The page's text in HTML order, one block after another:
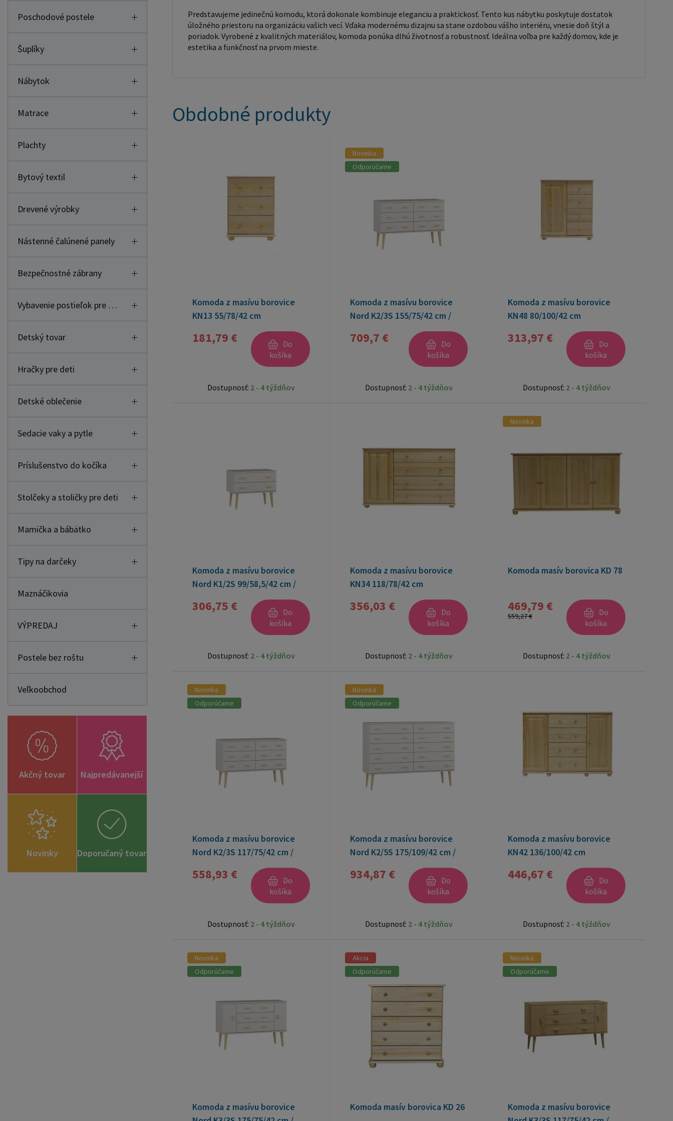
Poschodové postele
Šuplíky
Nábytok
Matrace
Plachty
Bytový textil
Drevené výrobky
Nástenné čalúnené panely
Bezpečnostné zábrany
Vybavenie postieľok pre deti
Detský tovar
Hračky pre deti
Detské oblečenie
Sedacie vaky a pytle
Príslušenstvo do kočíka
Stolčeky a stoličky pre deti
Mamička a bábätko
Tipy na darčeky
Maznáčikovia
VÝPREDAJ
Postele bez roštu
Veľkoobchod
Akčný tovar Najpredávanejší
Novinky Doporučaný tovar
Predstavujeme jedinečnú komodu, ktorá dokonale kombinuje eleganciu a praktickosť. Tento kus nábytku poskytuje dostatok
úložného priestoru na organizáciu vašich vecí. Vďaka modernému dizajnu sa stane ozdobou vášho interiéru, vnesie doň štýl a
poriadok. Vyrobené z kvalitných materiálov, komoda ponúka dlhú životnosť a robustnosť. Ideálna voľba pre každý domov, kde je
estetika a funkčnosť na prvom mieste.
Obdobné produkty
Komoda z masívu borovice
KN13 55/78/42 cm
181,79 €
Do
košíka
Dostupnosť: 2 - 4 týždňov
Novinka
Odporúčame
Komoda z masívu borovice
Nord K2/3S 155/75/42 cm /
709,7 €
Do
košíka
Dostupnosť: 2 - 4 týždňov
Komoda z masívu borovice
KN48 80/100/42 cm
313,97 €
Do
košíka
Dostupnosť: 2 - 4 týždňov
Komoda z masívu borovice
Nord K1/2S 99/58,5/42 cm /
306,75 €
Do
košíka
Dostupnosť: 2 - 4 týždňov
Komoda z masívu borovice
KN34 118/78/42 cm
356,03 €
Do
košíka
Dostupnosť: 2 - 4 týždňov
Novinka
Komoda masív borovica KD 78
469,79 €
559,27 €
Do
košíka
Dostupnosť: 2 - 4 týždňov
Novinka
Odporúčame
Komoda z masívu borovice
Nord K2/3S 117/75/42 cm /
558,93 €
Do
košíka
Dostupnosť: 2 - 4 týždňov
Novinka
Odporúčame
Komoda z masívu borovice
Nord K2/5S 175/109/42 cm /
934,87 €
Do
košíka
Dostupnosť: 2 - 4 týždňov
Komoda z masívu borovice
KN42 136/100/42 cm
446,67 €
Do
košíka
Dostupnosť: 2 - 4 týždňov
Novinka
Odporúčame
Komoda z masívu borovice
Akcia
Odporúčame
Komoda masív borovica KD 26
Novinka
Odporúčame
Komoda z masívu borovice